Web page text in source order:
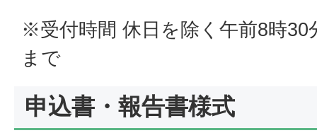
※受付時間 休日を除く午前8時30
まで
申込書・報告書様式